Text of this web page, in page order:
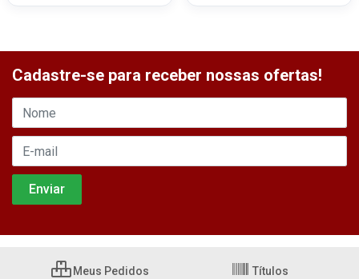
Cadastre-se para receber nossas ofertas!
Meus Pedidos Títulos